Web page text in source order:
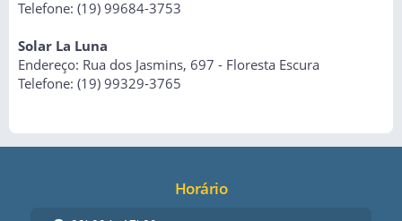
Telefone: (19) 99684-3753
Solar La Luna
Endereço: Rua dos Jasmins, 697 - Floresta Escura
Telefone: (19) 99329-3765
Horário